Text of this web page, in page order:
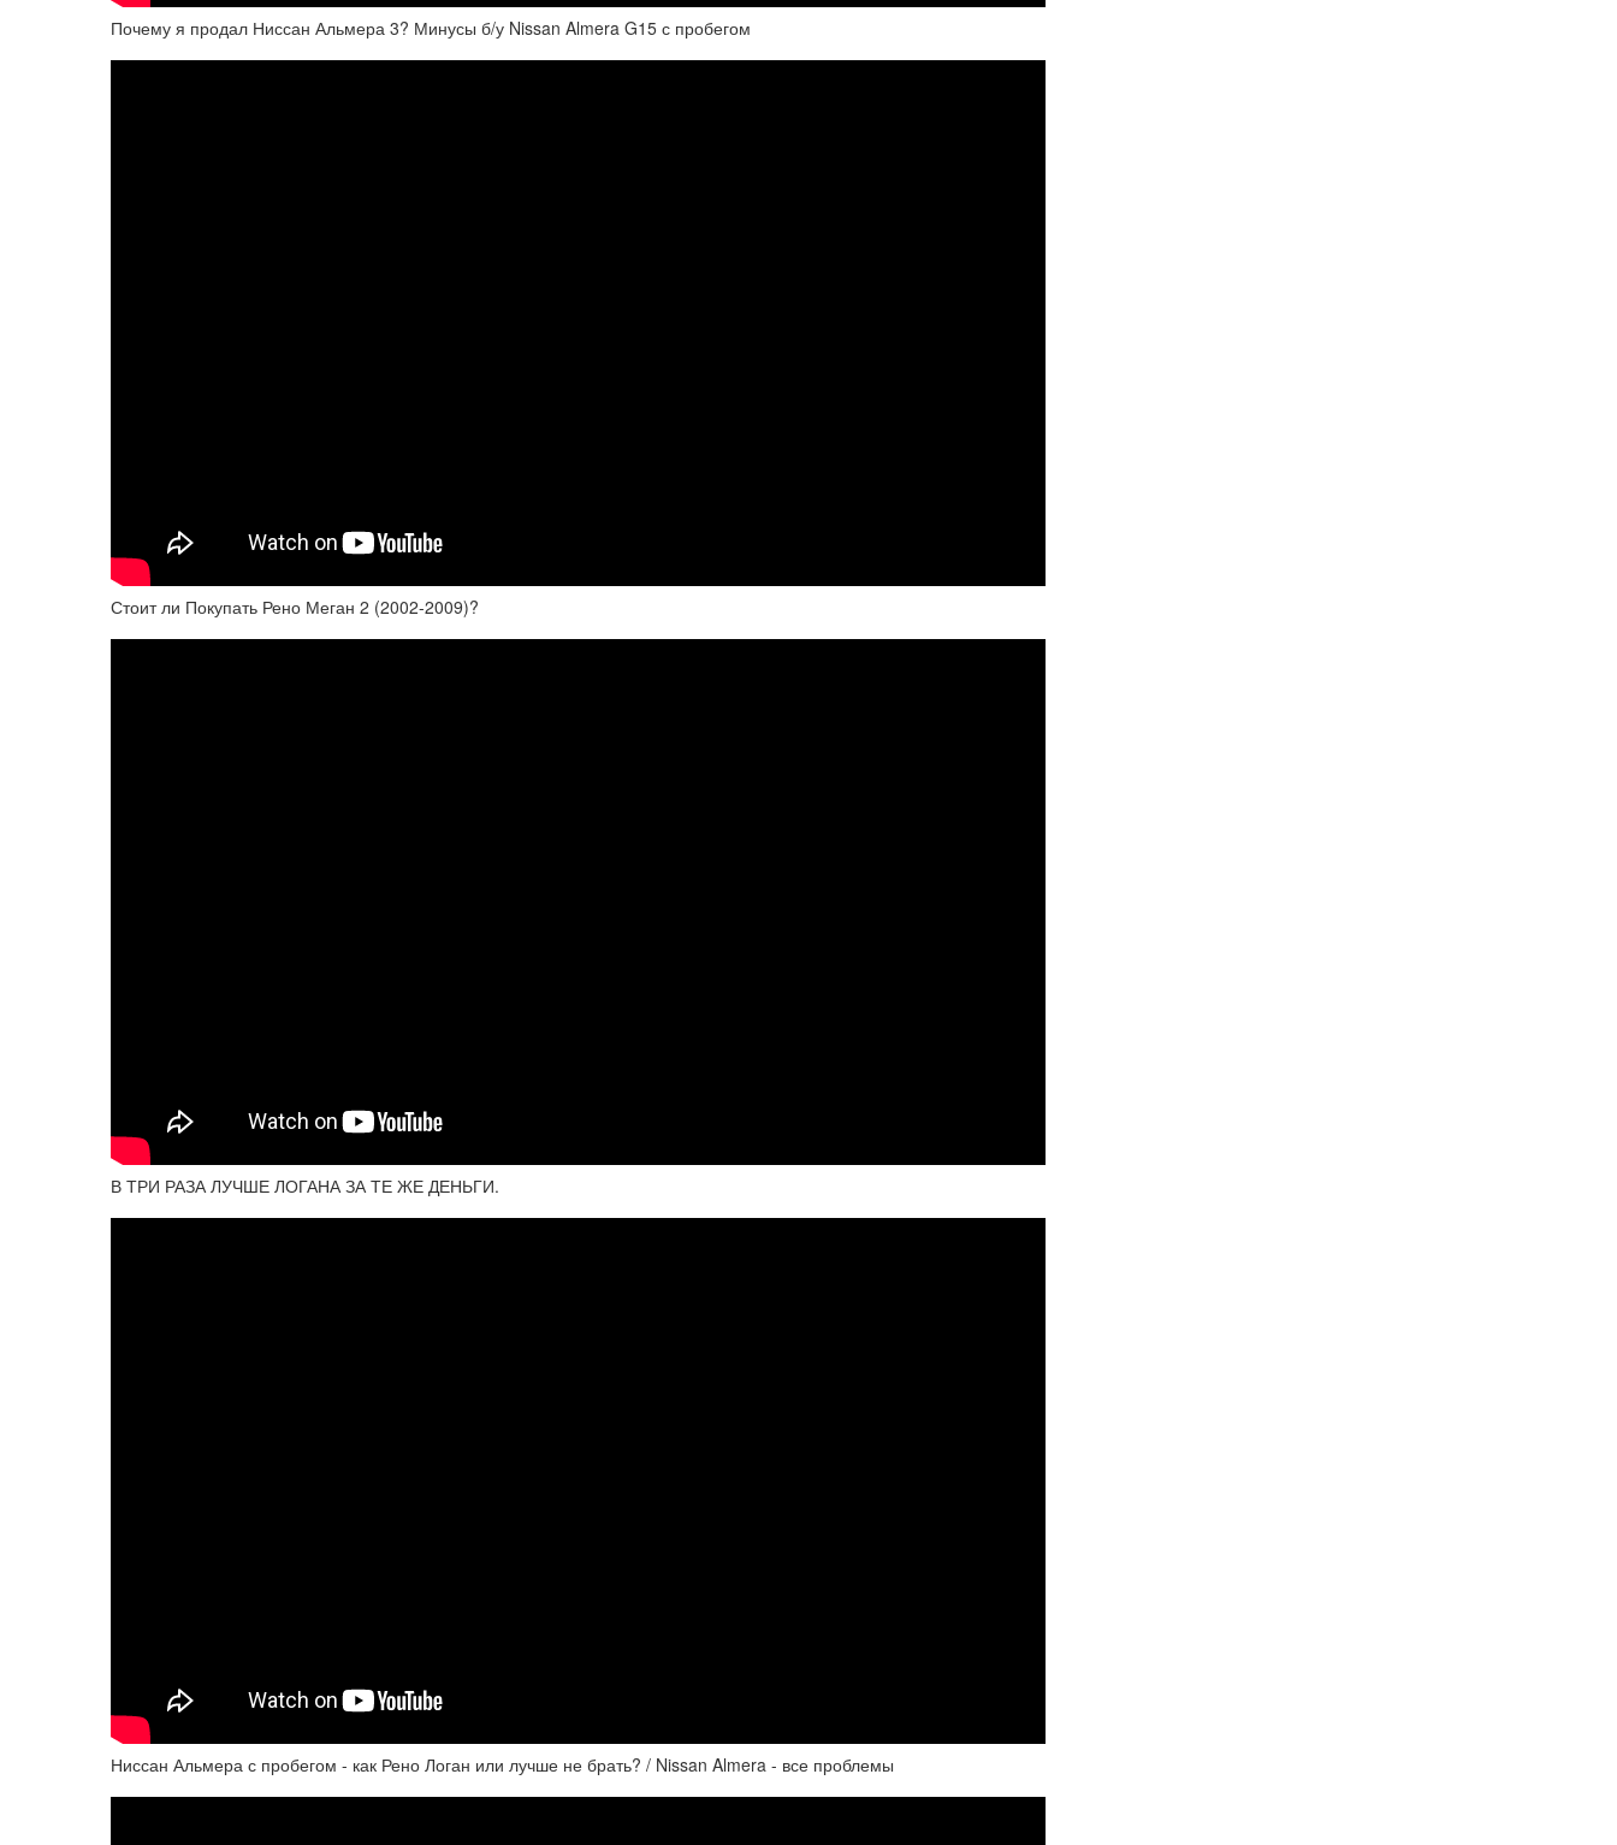
Почему я продал Ниссан Альмера 3? Минусы б/у Nissan Almera G15 с пробегом
Стоит ли Покупать Рено Меган 2 (2002-2009)?
В ТРИ РАЗА ЛУЧШЕ ЛОГАНА ЗА ТЕ ЖЕ ДЕНЬГИ.
Ниссан Альмера с пробегом - как Рено Логан или лучше не брать? / Nissan Almera - все проблемы